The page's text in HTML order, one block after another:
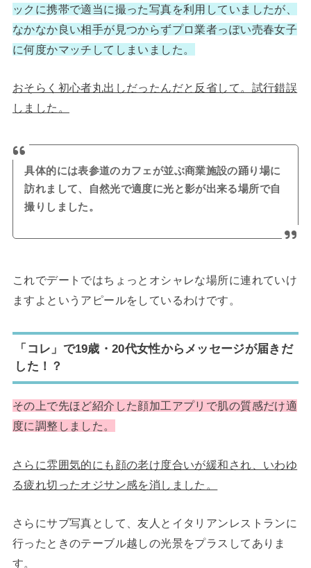
ックに携帯で適当に撮った写真を利用していましたが、
なかなか良い相手が見つからずプロ業者っぽい売春女子
に何度かマッチしてしまいました。
おそらく初心者丸出しだったんだと反省して。試行錯誤
しました。
具体的には表参道のカフェが並ぶ商業施設の踊り場に
訪れまして、自然光で適度に光と影が出来る場所で自
撮りしました。
これでデートではちょっとオシャレな場所に連れていけ
ますよというアピールをしているわけです。
「コレ」で19歳・20代女性からメッセージが届きだ
した！？
その上で先ほど紹介した顔加工アプリで肌の質感だけ適
度に調整しました。
さらに雰囲気的にも顔の老け度合いが緩和され、いわゆ
る疲れ切ったオジサン感を消しました。
さらにサブ写真として、友人とイタリアンレストランに
行ったときのテーブル越しの光景をプラスしてありま
す。